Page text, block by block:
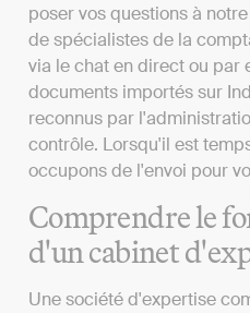
poser vos questions à
de spécialistes de la
via le chat en direct ou par
documents importés sur
reconnus par
contrôle. Lorsqu'il est
occupons de l'envoi pour
Comprendre le
d'un cabinet
Une société d'expertise